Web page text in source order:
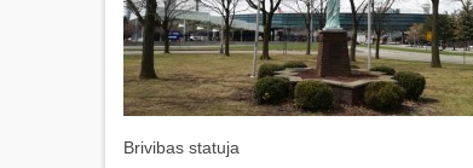
Brivibas statuja